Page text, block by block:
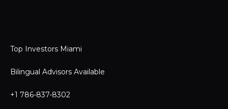
Top Investors Miami
Bilingual Advisors Available
+1 786-837-8302